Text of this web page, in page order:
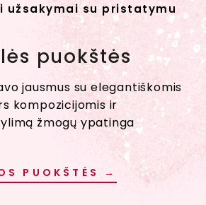
užsakymai su pristatymu
puokštės
jausmus su elegantiškomis
kompozicijomis ir
žmogų ypatinga
PUOKŠTĖS →